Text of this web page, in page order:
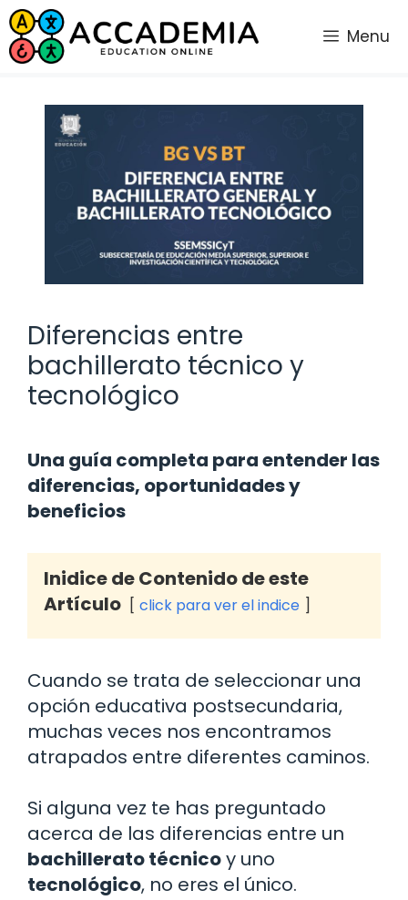
Saltar
al
contenido
Menu
Diferencias entre
bachillerato técnico y
tecnológico
Una guía completa para entender las
diferencias, oportunidades y
beneficios
Inidice de Contenido de este
Artículo
click para ver el indice
Cuando se trata de seleccionar una
opción educativa postsecundaria,
muchas veces nos encontramos
atrapados entre diferentes caminos.
Si alguna vez te has preguntado
acerca de las diferencias entre un
bachillerato técnicoy uno
tecnológico, no eres el único.